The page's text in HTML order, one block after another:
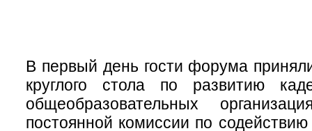
В первый день гости форума
круглого стола по развитию
общеобразовательных
постоянной комиссии по